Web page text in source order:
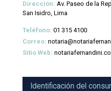
Dirección: Av. Paseo de la
San Isidro, Lima
Teléfono: 01 315 4100
Correo:
Sitio Web:
Identificación del